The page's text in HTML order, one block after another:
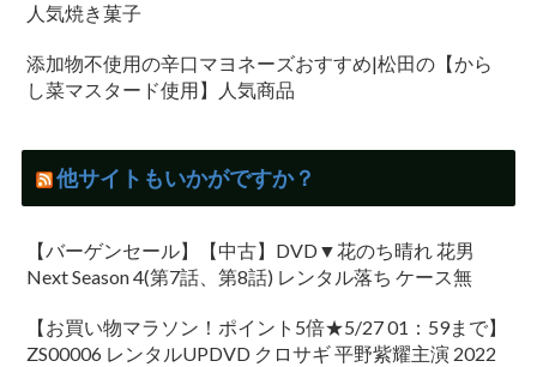
人気焼き菓子
添加物不使用の辛口マヨネーズおすすめ|松田の【から
し菜マスタード使用】人気商品
他サイトもいかがですか？
【バーゲンセール】【中古】DVD▼花のち晴れ 花男
Next Season 4(第7話、第8話) レンタル落ち ケース無
【お買い物マラソン！ポイント5倍★5/27 01：59まで】
ZS00006 レンタルUPDVD クロサギ 平野紫耀主演 2022